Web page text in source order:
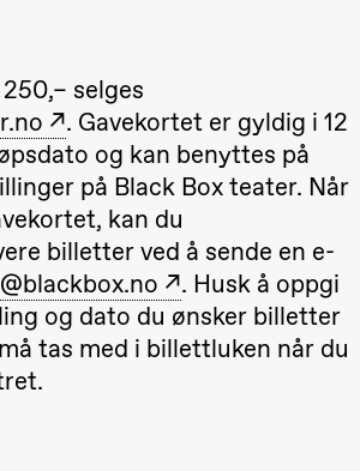
selges
. Gavekortet er gyldig i 12
og kan benyttes på
på Black Box teater. Når
kan du
billetter ved å sende en e-
. Husk å oppgi
og dato du ønsker billetter
tas med i billettluken når du